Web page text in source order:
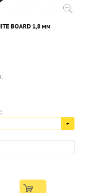
BOARD 1,8 мм